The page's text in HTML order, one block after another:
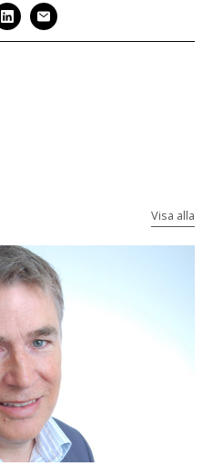
Visa alla